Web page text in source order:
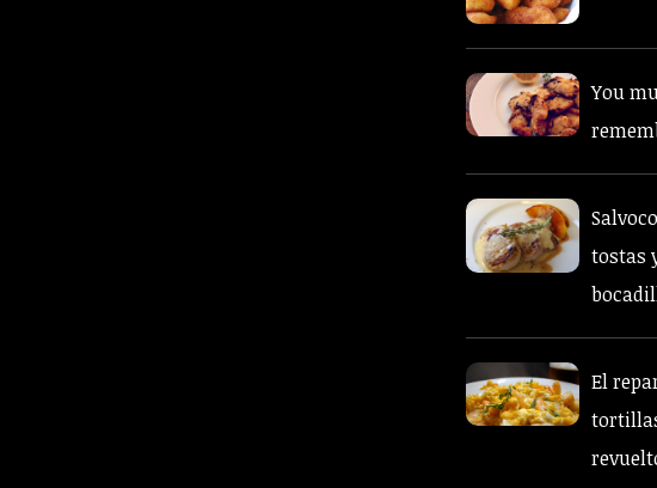
You
tostas
El